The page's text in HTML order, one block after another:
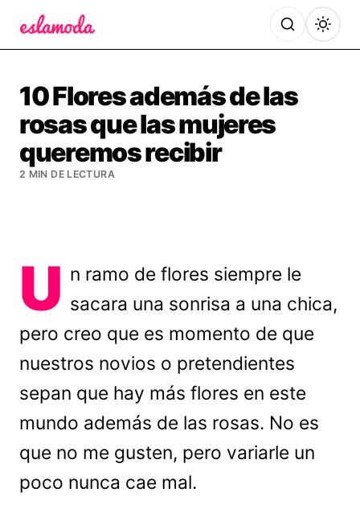
10 Flores además de las
rosas que las mujeres
queremos recibir
2 MIN DE LECTURA
U n ramo de flores siempre le
sacara una sonrisa a una chica,
pero creo que es momento de que
nuestros novios o pretendientes
sepan que hay más flores en este
mundo además de las rosas. No es
que no me gusten, pero variarle un
poco nunca cae mal.